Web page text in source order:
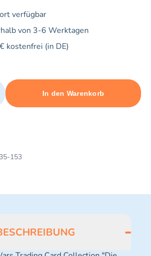
verfügbar
von 3-6 Werktagen
kostenfrei (in DE)
1 Maximum quantity: 3
In den Warenkorb
153